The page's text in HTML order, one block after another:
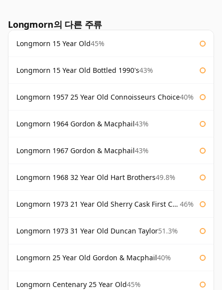
Longmorn의 다른 주류
Longmorn 15 Year Old45%
Longmorn 15 Year Old Bottled 1990's43%
Longmorn 1957 25 Year Old Connoisseurs Choice40%
Longmorn 1964 Gordon & Macphail43%
Longmorn 1967 Gordon & Macphail43%
Longmorn 1968 32 Year Old Hart Brothers49.8%
Longmorn 1973 21 Year Old Sherry Cask First Cask 46%
Longmorn 1973 31 Year Old Duncan Taylor51.3%
Longmorn 25 Year Old Gordon & Macphail40%
Longmorn Centenary 25 Year Old45%